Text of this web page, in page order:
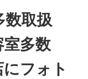
数取扱
室多数
フォト